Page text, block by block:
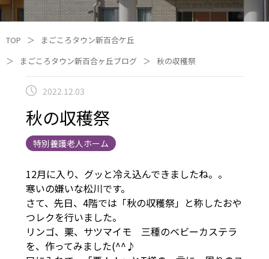
TOP ＞
まごころタウン新百合ケ丘
＞
まごころタウン新百合ヶ丘ブログ ＞ 秋の収穫祭
2022.12.03
秋の収穫祭
特別養護老人ホーム
12月に入り、グッと冷え込んできましたね。。
寒いの嫌いな松川です。
さて、先日、4階では「秋の収穫祭」と称したおや
つレクを行いました。
リンゴ、栗、サツマイモ 三種のベビーカステラ
を、作ってみました(^^♪